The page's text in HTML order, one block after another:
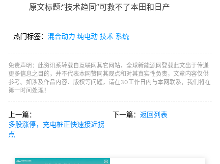
原文标题:“技术趋同”可救不了本田和日产
热门标签： 混合动力 纯电动 技术 系统
免责声明：此资讯系转载自互联网其它网站，全球新能源网登载此文出于传递
更多信息之目的，并不代表本网赞同其观点和对其真实性负责，文章内容仅供
参考。如涉及作品内容、版权等问题，请在30工作日内与本网联系，我们将在
第一时间处理！
上一篇：
多股涨停，充电桩正快速接近拐
点
下一篇： 返回列表